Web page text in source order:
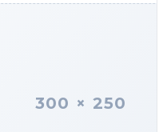
300 × 250